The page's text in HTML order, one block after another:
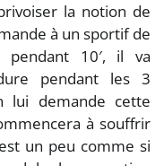
la notion de
à un sportif de
pendant 10′, il va
pendant les 3
lui demande cette
à souffrir
un peu comme si